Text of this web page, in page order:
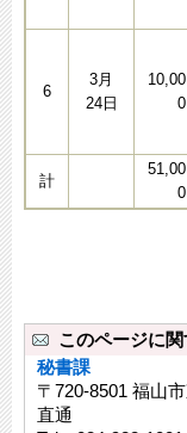
6
3月
24日
10,00
0
計
51,00
0
このページに
秘書課
〒720-8501 福山
直通